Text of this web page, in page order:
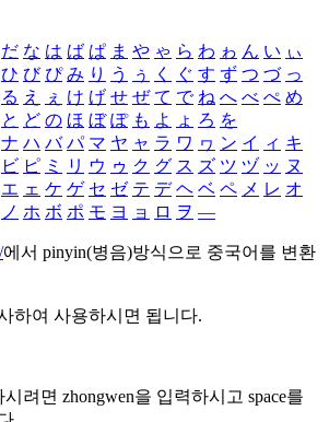
だ な は ば ぱ ま や ゃ ら わ ゎ ん い ぃ
ひ び ぴ み り う ぅ く ぐ す ず つ づ っ
る え ぇ け げ せ ぜ て で ね へ べ ぺ め
と ど の ほ ぼ ぽ も よ ょ ろ を
ナ ハ バ パ マ ヤ ャ ラ ワ ヮ ン イ ィ キ
ビ ピ ミ リ ウ ゥ ク グ ス ズ ツ ヅ ッ ヌ
エ ェ ケ ゲ セ ゼ テ デ ヘ ベ ペ メ レ オ
ノ ホ ボ ポ モ ヨ ョ ロ ヲ ―
에서 pinyin(병음)방식으로 중국어를 변환
하여 사용하시면 됩니다.
시려면 zhongwen을 입력하시고 space를